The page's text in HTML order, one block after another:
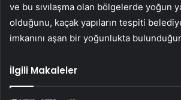
ve bu sıvılaşma olan bölgelerde yoğun
olduğunu, kaçak yapıların tespiti
imkanını aşan bir yoğunlukta
İlgili Makaleler